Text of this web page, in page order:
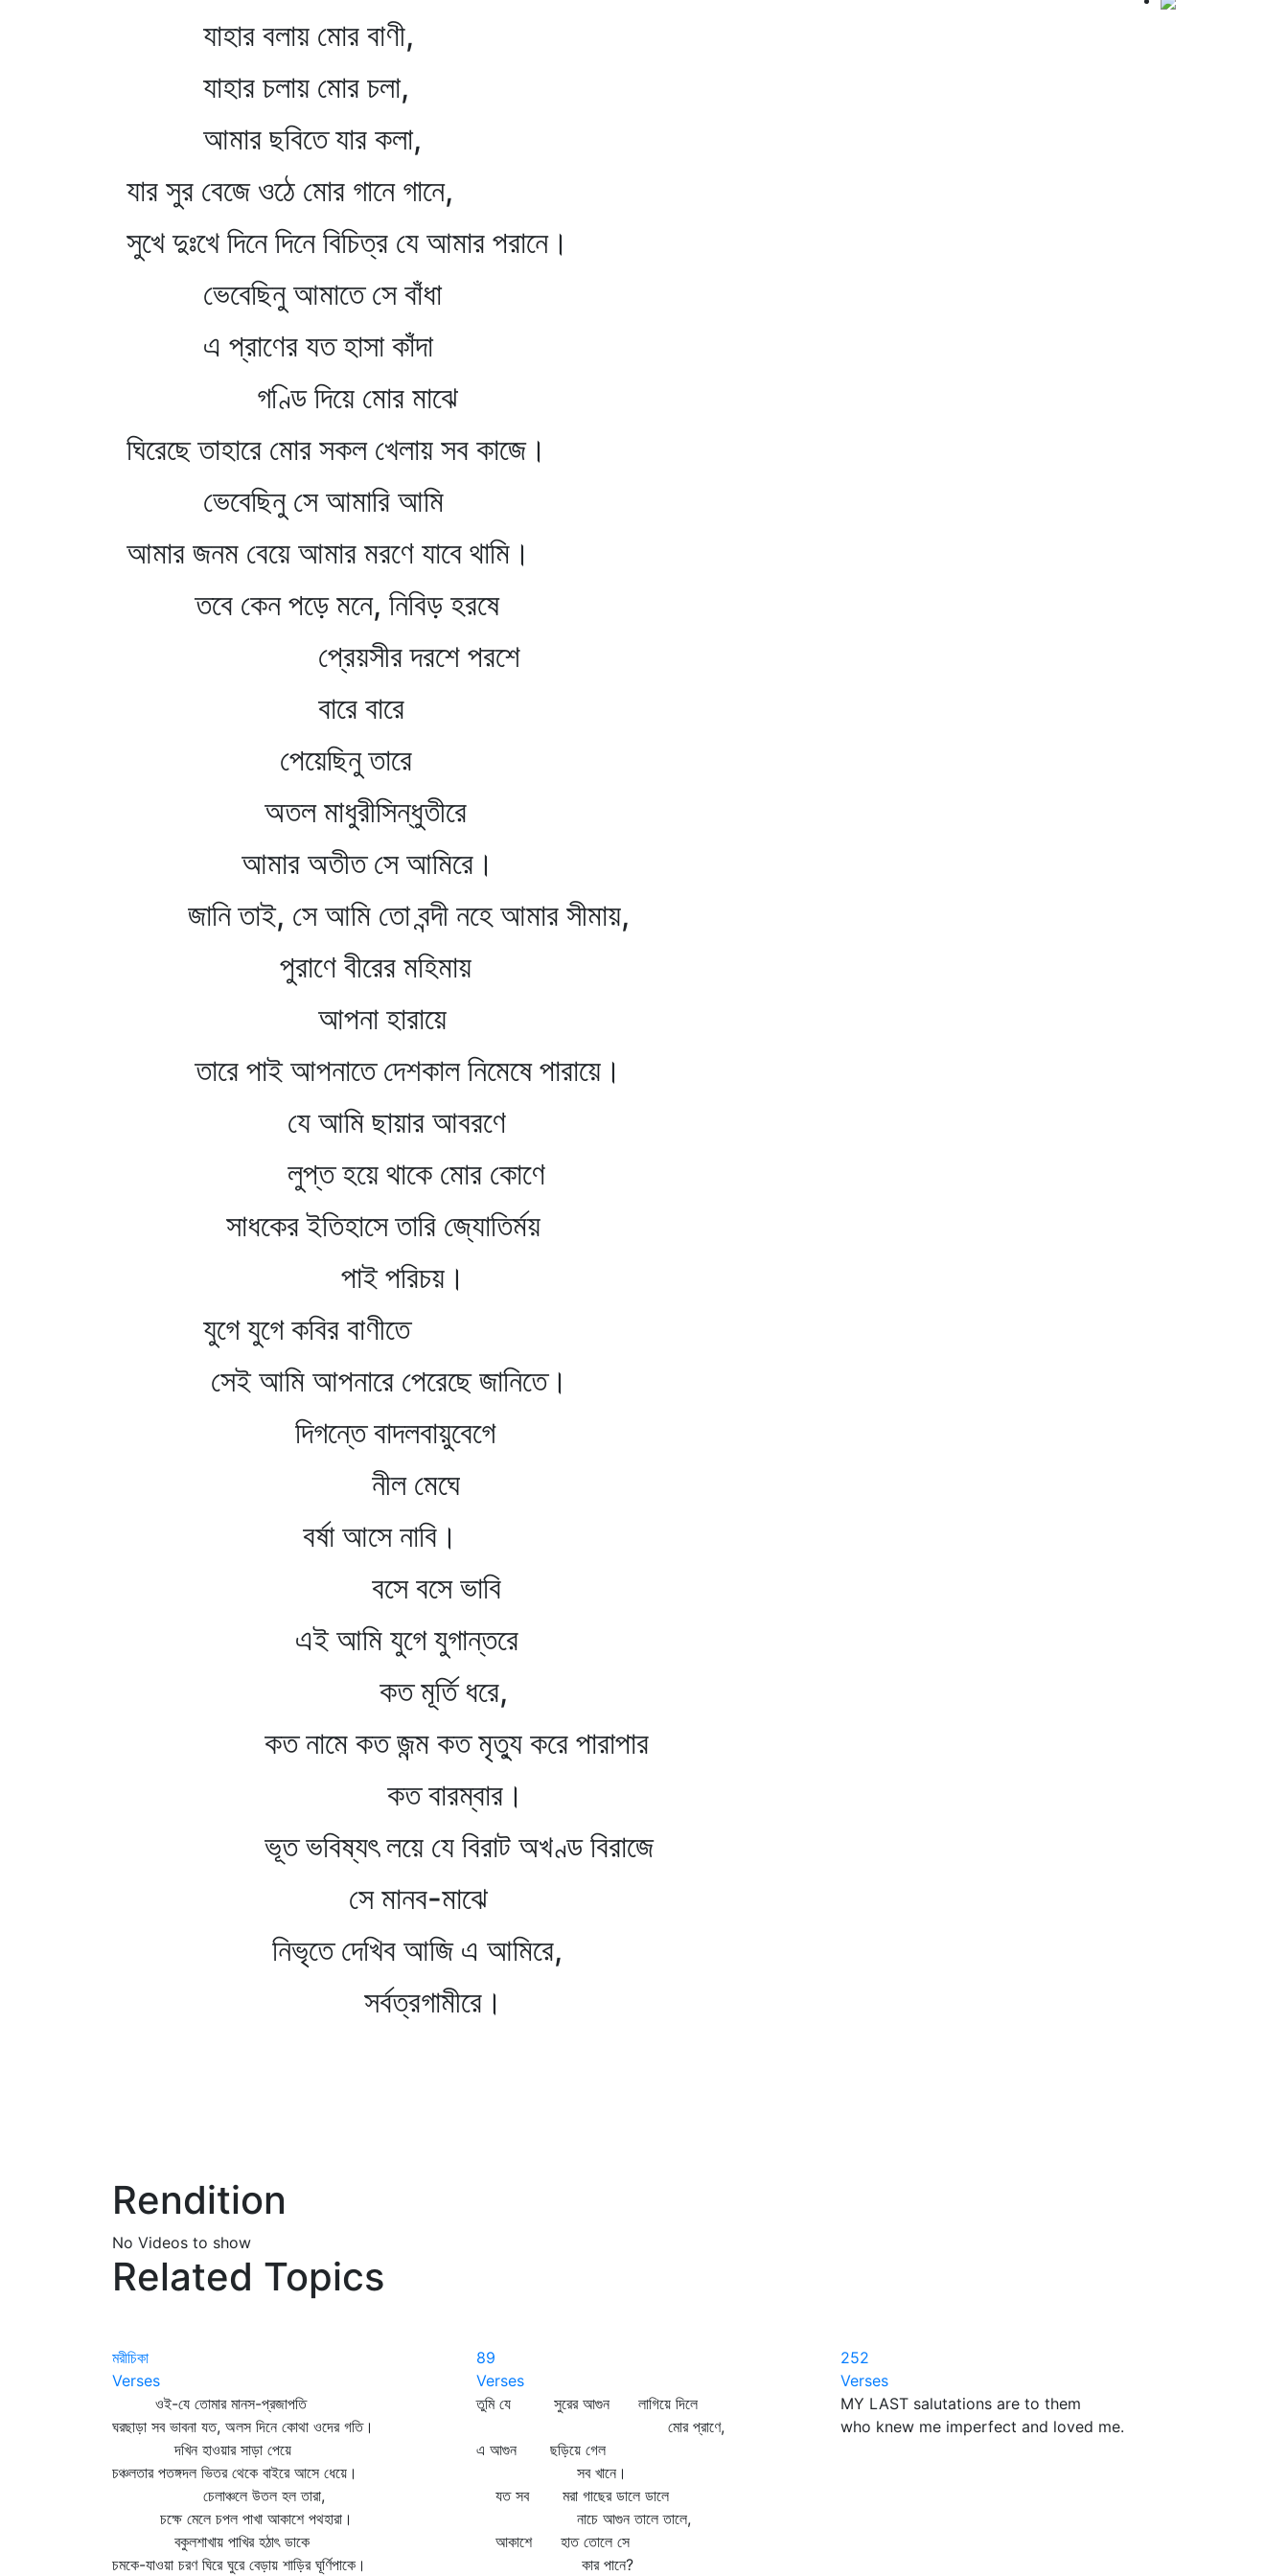
যাহার বলায় মোর বাণী,
যাহার চলায় মোর চলা,
আমার ছবিতে যার কলা,
যার সুর বেজে ওঠে মোর গানে গানে,
সুখে দুঃখে দিনে দিনে বিচিত্র যে আমার পরানে।
ভেবেছিনু আমাতে সে বাঁধা
এ প্রাণের যত হাসা কাঁদা
গণ্ডি দিয়ে মোর মাঝে
ঘিরেছে তাহারে মোর সকল খেলায় সব কাজে।
ভেবেছিনু সে আমারি আমি
আমার জনম বেয়ে আমার মরণে যাবে থামি।
তবে কেন পড়ে মনে, নিবিড় হরষে
প্রেয়সীর দরশে পরশে
বারে বারে
পেয়েছিনু তারে
অতল মাধুরীসিন্ধুতীরে
আমার অতীত সে আমিরে।
জানি তাই, সে আমি তো বন্দী নহে আমার সীমায়,
পুরাণে বীরের মহিমায়
আপনা হারায়ে
তারে পাই আপনাতে দেশকাল নিমেষে পারায়ে।
যে আমি ছায়ার আবরণে
লুপ্ত হয়ে থাকে মোর কোণে
সাধকের ইতিহাসে তারি জ্যোতির্ময়
পাই পরিচয়।
যুগে যুগে কবির বাণীতে
সেই আমি আপনারে পেরেছে জানিতে।
দিগন্তে বাদলবায়ুবেগে
নীল মেঘে
বর্ষা আসে নাবি।
বসে বসে ভাবি
এই আমি যুগে যুগান্তরে
কত মূর্তি ধরে,
কত নামে কত জন্ম কত মৃত্যু করে পারাপার
কত বারম্বার।
ভূত ভবিষ্যৎ লয়ে যে বিরাট অখণ্ড বিরাজে
সে মানব-মাঝে
নিভৃতে দেখিব আজি এ আমিরে,
সর্বত্রগামীরে।
Rendition
No Videos to show
Related Topics
মরীচিকা
Verses
ওই-যে তোমার মানস-প্রজাপতি
ঘরছাড়া সব ভাবনা যত, অলস দিনে কোথা ওদের গতি।
দখিন হাওয়ার সাড়া পেয়ে
চঞ্চলতার পতঙ্গদল ভিতর থেকে বাইরে আসে ধেয়ে।
চেলাঞ্চলে উতল হল তারা,
চক্ষে মেলে চপল পাখা আকাশে পথহারা।
বকুলশাখায় পাখির হঠাৎ ডাকে
চমকে-যাওয়া চরণ ঘিরে ঘুরে বেড়ায় শাড়ির ঘূর্ণিপাকে।
89
Verses
তুমি যে সুরের আগুন লাগিয়ে দিলে
মোর প্রাণে,
এ আগুন ছড়িয়ে গেল
সব খানে।
যত সব মরা গাছের ডালে ডালে
নাচে আগুন তালে তালে,
আকাশে হাত তোলে সে
কার পানে?
252
Verses
MY LAST salutations are to them
who knew me imperfect and loved me.